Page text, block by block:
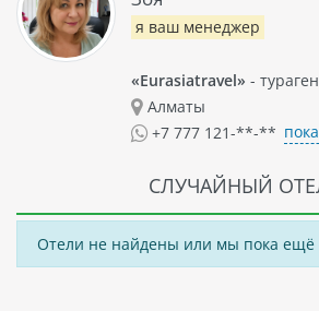
Флоренция известна своим богатым
наследием, которое можно изучать
города. Центральная площадь Пьяцца-
является одной из основных
Флоренции, а собор Санта-Мария-
главных церквей в Италии. Также
я ваш менеджер
«Eurasiatravel» -
Алматы
+7 777 121-**-**
СЛУЧАЙНЫЙ
Отели не найдены или мы пока ещё